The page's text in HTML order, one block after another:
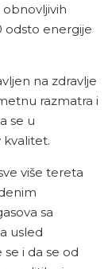
odsto energije
na zdravlje
razmatra i
se u
više tereta
sa
usled
i da se od